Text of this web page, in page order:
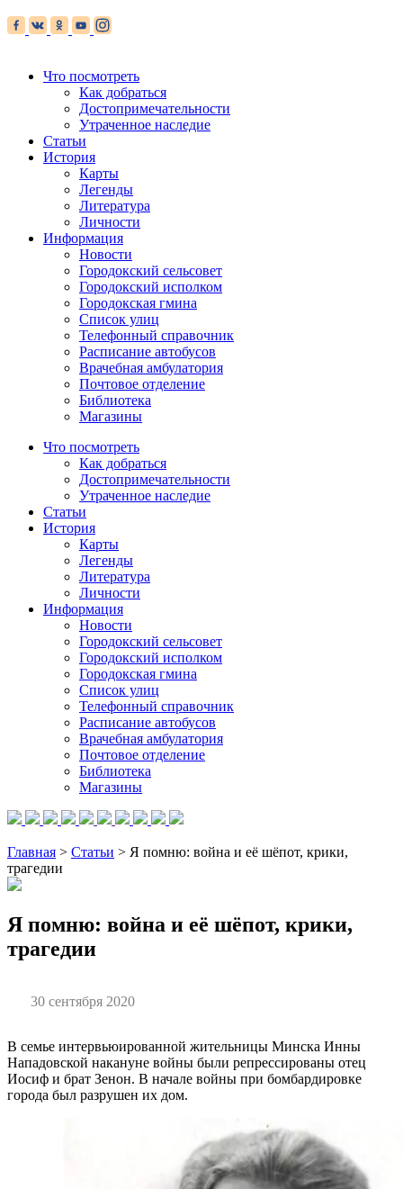
Что посмотреть
Как добраться
Достопримечательности
Утраченное наследие
Статьи
История
Карты
Легенды
Литература
Личности
Информация
Новости
Городокский сельсовет
Городокский исполком
Городокская гмина
Список улиц
Телефонный справочник
Расписание автобусов
Врачебная амбулатория
Почтовое отделение
Библиотека
Магазины
Что посмотреть
Как добраться
Достопримечательности
Утраченное наследие
Статьи
История
Карты
Легенды
Литература
Личности
Информация
Новости
Городокский сельсовет
Городокский исполком
Городокская гмина
Список улиц
Телефонный справочник
Расписание автобусов
Врачебная амбулатория
Почтовое отделение
Библиотека
Магазины
Главная > Статьи > Я помню: война и её шёпот, крики,
трагедии
Я помню: война и её шёпот, крики,
трагедии
30 сентября 2020
В семье интервьюированной жительницы Минска Инны
Нападовской накануне войны были репрессированы отец
Иосиф и брат Зенон. В начале войны при бомбардировке
города был разрушен их дом.